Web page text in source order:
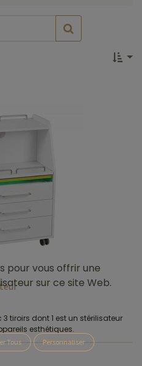
tiroirs dont 1 est un stérilisateur
esthétiques.
pour vous offrir une
sur ce site Web.
Tous Personnaliser